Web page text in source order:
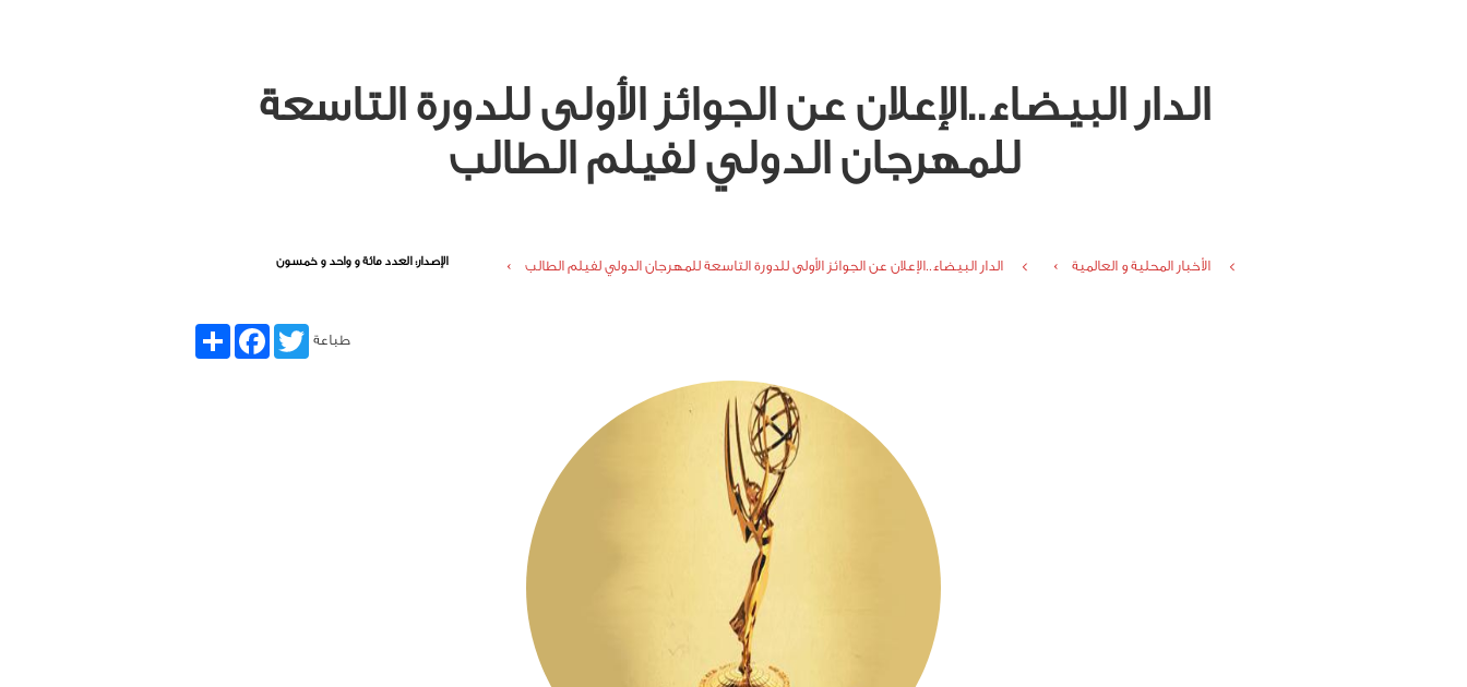
الدار البيضاء..الإعلان عن الجوائز الأولى للدورة التاسعة
للمهرجان الدولي لفيلم الطالب
الأخبار المحلية و العالمية › الدار البيضاء..الإعلان عن الجوائز الأولى للدورة التاسعة للمهرجان الدولي لفيلم الطالب › الإصدار: العدد مائة و واحد و خمسون
ShareFacebookTwitter طباعة